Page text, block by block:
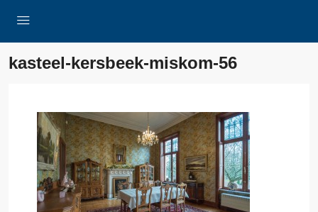
kasteel-kersbeek-miskom-56